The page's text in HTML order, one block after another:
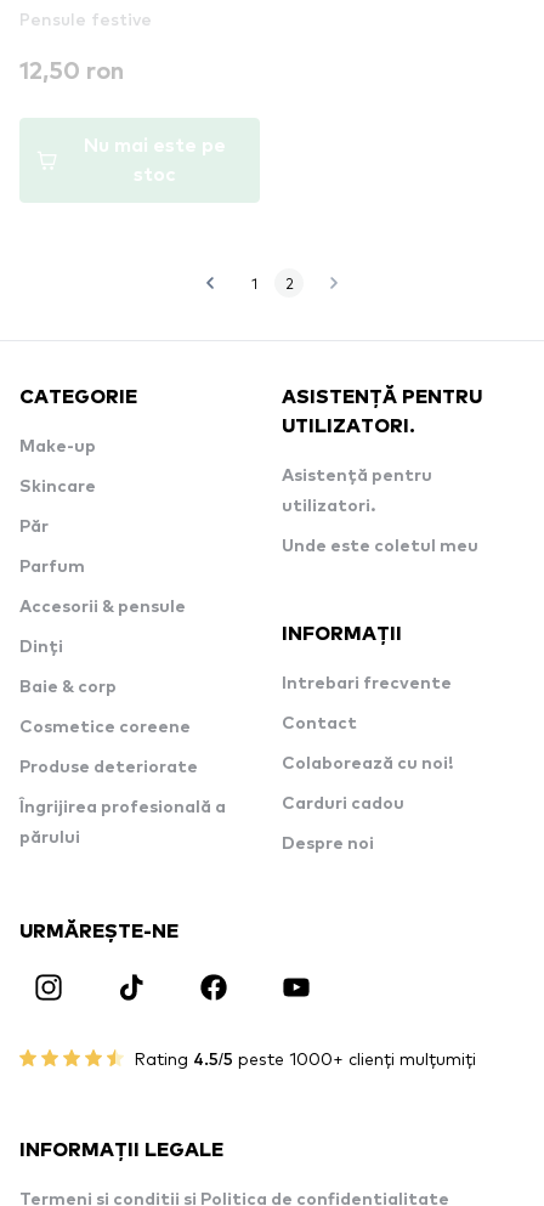
Pensule festive
12,50 ron
Nu mai este pe
stoc
1 2
CATEGORIE
Make-up
Skincare
Păr
Parfum
Accesorii & pensule
Dinți
Baie & corp
Cosmetice coreene
Produse deteriorate
Îngrijirea profesională a
părului
ASISTENȚĂ PENTRU
UTILIZATORI.
Asistență pentru
utilizatori.
Unde este coletul meu
INFORMAȚII
Intrebari frecvente
Contact
Colaborează cu noi!
Carduri cadou
Despre noi
URMĂREȘTE-NE
Rating 4.5/5 peste 1000+ clienți mulțumiți
INFORMAȚII LEGALE
Termeni si conditii si Politica de confidentialitate